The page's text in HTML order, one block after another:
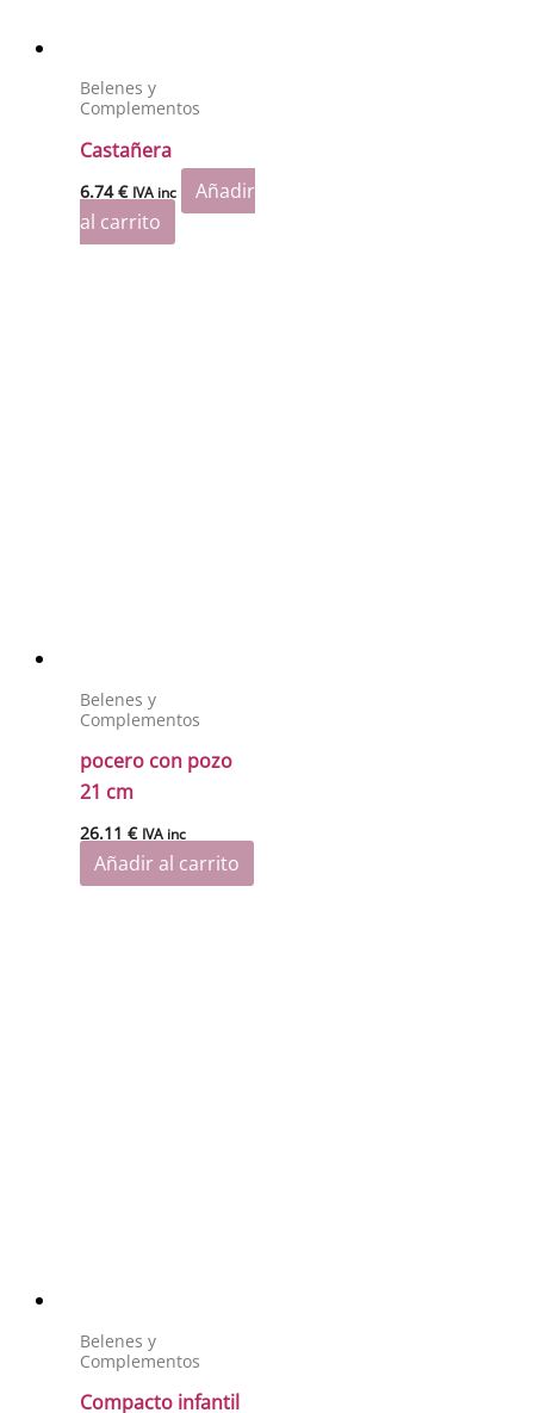
Belenes y
Complementos
Castañera
6.74€ IVA inc
Añadir
al carrito
Belenes y
Complementos
pocero con pozo
21 cm
26.11€ IVA inc
Añadir al carrito
Belenes y
Complementos
Compacto infantil